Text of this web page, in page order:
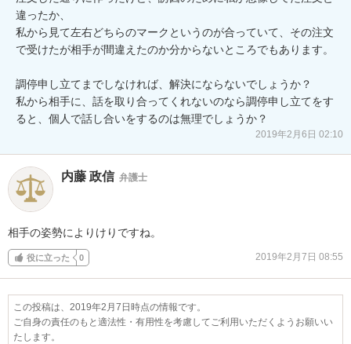
違ったか、
私から見て左右どちらのマークというのが合っていて、その注文
で受けたが相手が間違えたのか分からないところでもあります。
調停申し立てまでしなければ、解決にならないでしょうか？
私から相手に、話を取り合ってくれないのなら調停申し立てをす
ると、個人で話し合いをするのは無理でしょうか？
2019年2月6日 02:10
内藤 政信 弁護士
相手の姿勢によりけりですね。
役に立った 0 2019年2月7日 08:55
この投稿は、2019年2月7日時点の情報です。
ご自身の責任のもと適法性・有用性を考慮してご利用いただくようお願いい
たします。